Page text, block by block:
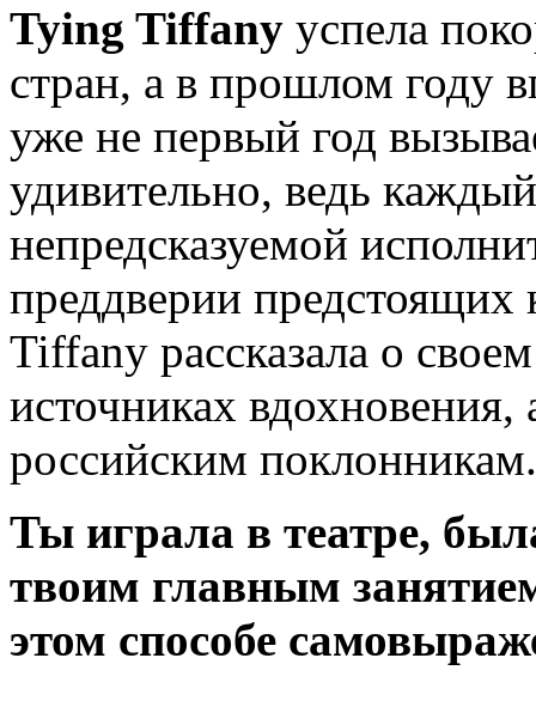
Tying Tiffany успела
стран, а в прошлом году
уже не первый год
удивительно, ведь
непредсказуемой
преддверии предстоящих
Tiffany рассказала о
источниках
российским поклонникам.
Ты играла в театре,
твоим главным
этом способе